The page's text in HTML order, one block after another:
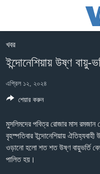
কনটেন্টে
যান।
প্রধান
ন্যাভিগেশনে
যান
বাংলাদেশ
যুক্তরাষ্ট্র
যুক্তরাষ্ট্রের নির্বাচন ২০২৪
বিশ্ব
ভারত
দক্ষিণ-এশিয়া
খবর
ইন্দোনেশিয়ায় উষ্ণ বায়ু-
এপ্রিল ১২, ২০২৪
মুসলিমদের পবিত্র রোজার মাস
বৃহস্পতিবার ইন্দোনেশিয়ায়
ওড়ানো হলো শত শত উষ্ণ বায়ুভর্তি
পালিত হয়।
শেয়ার করুন